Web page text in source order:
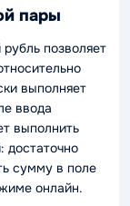
пары
позволяет
выполняет
ввода
выполнить
достаточно
сумму в поле
онлайн.